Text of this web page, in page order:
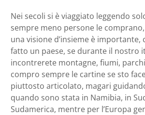
Nei secoli si è viaggiato leggendo
sempre meno persone le
una visione d’insieme è importante,
fatto un paese, se durante il nostro
incontrerete montagne, fiumi,
compro sempre le cartine se sto
piuttosto articolato, magari
quando sono stata in Namibia, in
Sudamerica, mentre per l’Europa